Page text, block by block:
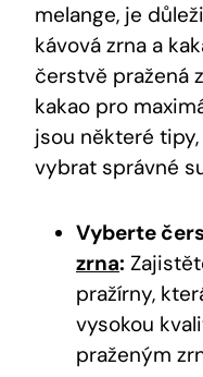
melange, je⁢
kávová zrna a
čerstvě pražená
kakao pro
jsou některé
vybrat ‌správné
Vyberte
zrna:
pražírny,
vysokou
praženým